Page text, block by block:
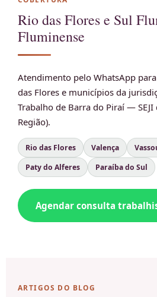
Rio das Flores e Sul
Fluminense
Atendimento pelo WhatsApp
das Flores e municípios da
Trabalho de Barra do Piraí — SEJI
Região).
Rio das Flores Valença
Paty do Alferes
Paraíba do Sul
Agendar consulta
ARTIGOS DO BLOG